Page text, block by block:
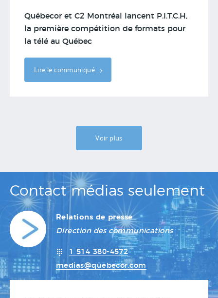
Québecor et C2 Montréal lancent P.I.T.C.H,
la première compétition de formats pour
la télé au Québec
Lire le communiqué
Voir plus
Contact médias seulement
Relations de presse
Direction des communications
1 514 380-4572
medias@quebecor.com